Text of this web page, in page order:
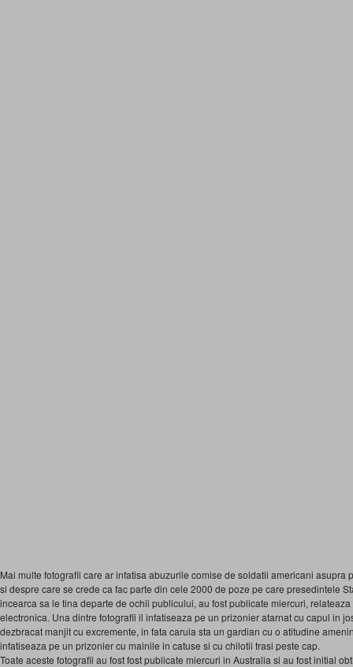
Mai multe fotografii care ar infatisa abuzurile comise de soldatii americani asupra
si despre care se crede ca fac parte din cele 2000 de poze pe care presedintele
incearca sa le tina departe de ochii publicului, au fost publicate miercuri, relateaza
electronica. Una dintre fotografii il infatiseaza pe un prizonier atarnat cu capul in
dezbracat manjit cu excremente, in fata caruia sta un gardian cu o atitudine
infatiseaza pe un prizonier cu mainile in catuse si cu chilotii trasi peste cap.
Toate aceste fotografii au fost fost publicate miercuri in Australia si au fost initial